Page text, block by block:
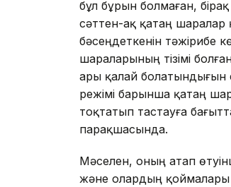
бұл бұрын болмаған,
сәттен-ақ қатаң
бәсеңдеткенін тәжірибе
шараларының тізімі
ары қалай болатындығын
режімі барынша қатаң
тоқтатып тастауға
парақшасында.
Мәселен, оның атап
және олардың